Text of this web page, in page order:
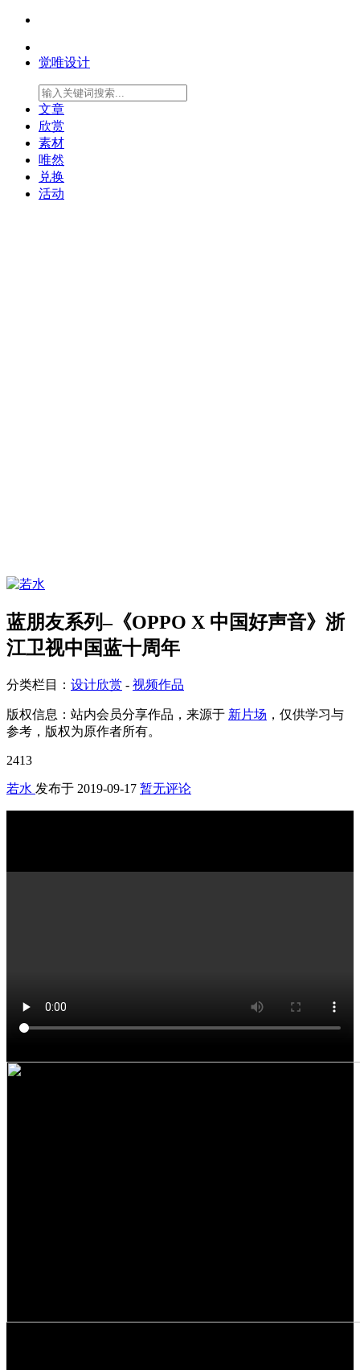
觉唯设计
文章
欣赏
素材
唯然
兑换
活动
蓝朋友系列–《OPPO X 中国好声音》浙
江卫视中国蓝十周年
分类栏目： 设计欣赏 - 视频作品
版权信息： 站内会员分享作品，来源于 新片场 ，仅供学习与
参考，版权为原作者所有。
2413
若水 发布于 2019-09-17 暂无评论